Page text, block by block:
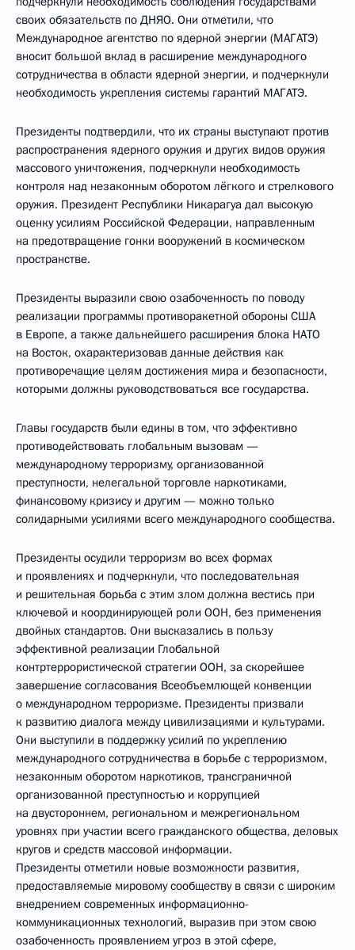
своих обязательств по ДНЯО. Они отметили, что
Международное агентство по ядерной энергии (МАГАТЭ)
вносит большой вклад в расширение международного
сотрудничества в области ядерной энергии, и подчеркнули
необходимость укрепления системы гарантий МАГАТЭ.
Президенты подтвердили, что их страны выступают против
распространения ядерного оружия и других видов оружия
массового уничтожения, подчеркнули необходимость
контроля над незаконным оборотом лёгкого и стрелкового
оружия. Президент Республики Никарагуа дал высокую
оценку усилиям Российской Федерации, направленным
на предотвращение гонки вооружений в космическом
пространстве.
Президенты выразили свою озабоченность по поводу
реализации программы противоракетной обороны США
в Европе, а также дальнейшего расширения блока НАТО
на Восток, охарактеризовав данные действия как
противоречащие целям достижения мира и безопасности,
которыми должны руководствоваться все государства.
Главы государств были едины в том, что эффективно
противодействовать глобальным вызовам —
международному терроризму, организованной
преступности, нелегальной торговле наркотиками,
финансовому кризису и другим — можно только
солидарными усилиями всего международного сообщества.
Президенты осудили терроризм во всех формах
и проявлениях и подчеркнули, что последовательная
и решительная борьба с этим злом должна вестись при
ключевой и координирующей роли ООН, без применения
двойных стандартов. Они высказались в пользу
эффективной реализации Глобальной
контртеррористической стратегии ООН, за скорейшее
завершение согласования Всеобъемлющей конвенции
о международном терроризме. Президенты призвали
к развитию диалога между цивилизациями и культурами.
Они выступили в поддержку усилий по укреплению
международного сотрудничества в борьбе с терроризмом,
незаконным оборотом наркотиков, трансграничной
организованной преступностью и коррупцией
на двустороннем, региональном и межрегиональном
уровнях при участии всего гражданского общества, деловых
кругов и средств массовой информации.
Президенты отметили новые возможности развития,
предоставляемые мировому сообществу в связи с широким
внедрением современных информационно-
коммуникационных технологий, выразив при этом свою
озабоченность проявлением угроз в этой сфере,